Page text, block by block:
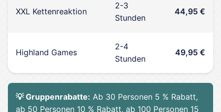
XXL Kettenreaktion
2-3
Stunden
44,95 €
Highland Games
2-4
Stunden
49,95 €
💡 Gruppenrabatte: Ab 30 Personen 5 % Rabatt,
ab 50 Personen 10 % Rabatt, ab 100 Personen 15